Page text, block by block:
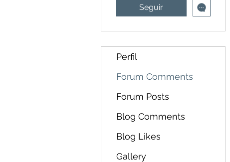
Seguir
Perfil
Forum Comments
Forum Posts
Blog Comments
Blog Likes
Gallery